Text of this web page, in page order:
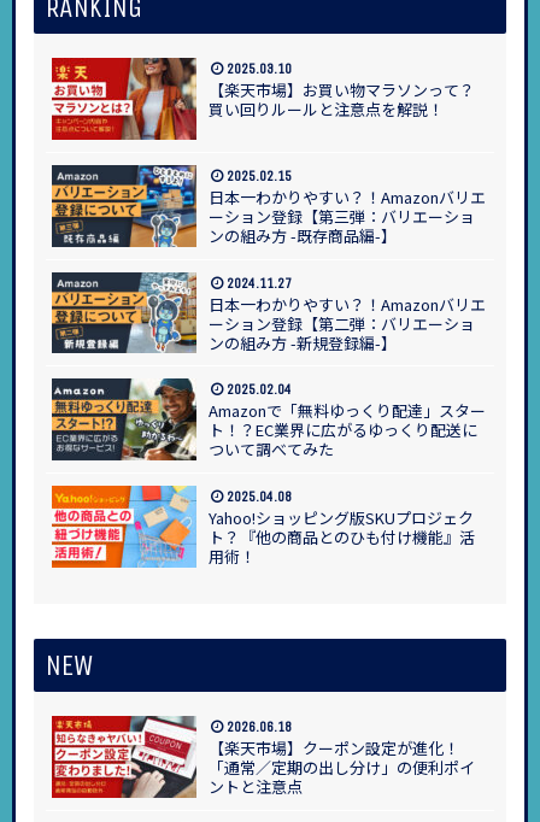
RANKING
【楽天市場】お買い物マラソンって？
買い回りルールと注意点を解説！
2025.03.10
日本一わかりやすい？！Amazonバリエ
ーション登録【第三弾：バリエーショ
ンの組み方 -既存商品編-】
2025.02.15
日本一わかりやすい？！Amazonバリエ
ーション登録【第二弾：バリエーショ
ンの組み方 -新規登録編-】
2024.11.27
Amazonで「無料ゆっくり配達」スター
ト！？EC業界に広がるゆっくり配送に
ついて調べてみた
2025.02.04
Yahoo!ショッピング版SKUプロジェク
ト？『他の商品とのひも付け機能』活
用術！
2025.04.08
NEW
【楽天市場】クーポン設定が進化！
「通常／定期の出し分け」の便利ポイ
ントと注意点
2026.06.18